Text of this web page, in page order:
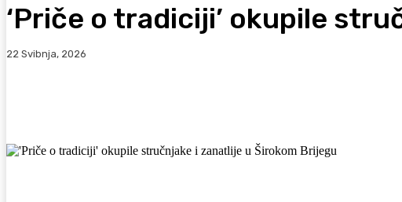
‘Priče o tradiciji’ okupile
22 Svibnja, 2026